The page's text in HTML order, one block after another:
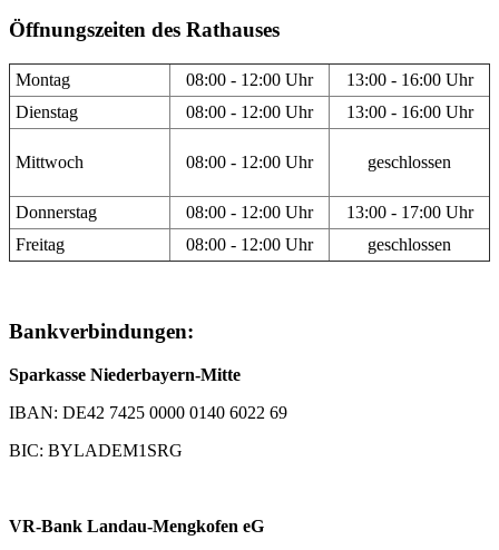
Öffnungszeiten des Rathauses
Montag 08:00 - 12:00 Uhr
13:00 - 16:00 Uhr
Dienstag
08:00 - 12:00 Uhr 13:00 - 16:00 Uhr
Mittwoch 08:00 - 12:00 Uhr geschlossen
Donnerstag 08:00 - 12:00 Uhr
13:00 - 17:00 Uhr
Freitag
08:00 - 12:00 Uhr geschlossen
Bankverbindungen:
Sparkasse Niederbayern-Mitte
IBAN: DE42 7425 0000 0140 6022 69
BIC: BYLADEM1SRG
VR-Bank Landau-Mengkofen eG